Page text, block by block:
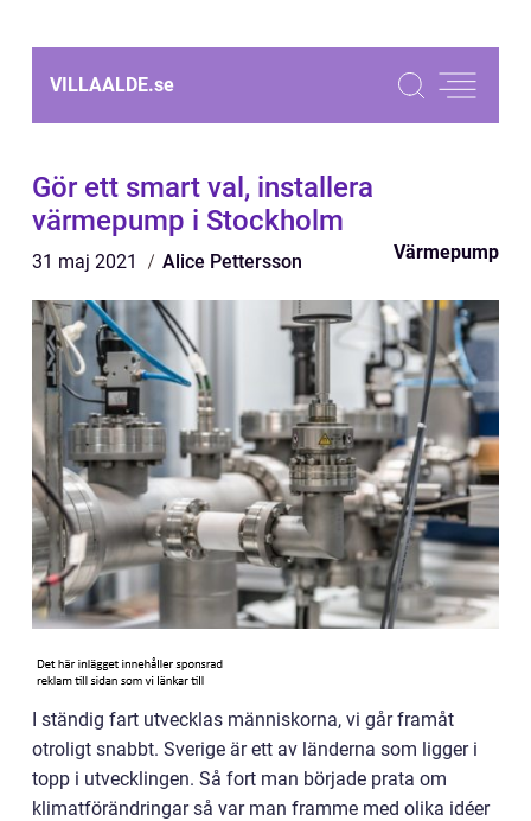
VILLAALDE.se
Gör ett smart val, installera
värmepump i Stockholm
31 maj 2021 Alice Pettersson Värmepump
I ständig fart utvecklas människorna, vi går framåt
otroligt snabbt. Sverige är ett av länderna som ligger i
topp i utvecklingen. Så fort man började prata om
klimatförändringar så var man framme med olika idéer